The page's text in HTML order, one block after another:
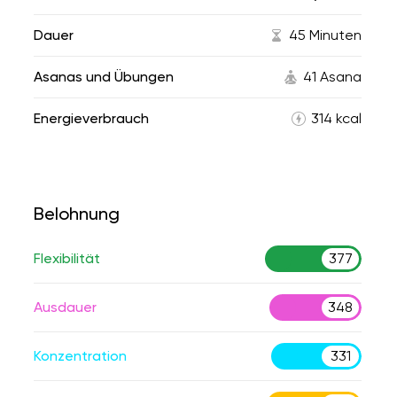
Dauer 45 Minuten
Asanas und Übungen 41 Asana
Energieverbrauch 314 kcal
Belohnung
Flexibilität 377
Ausdauer 348
Konzentration 331